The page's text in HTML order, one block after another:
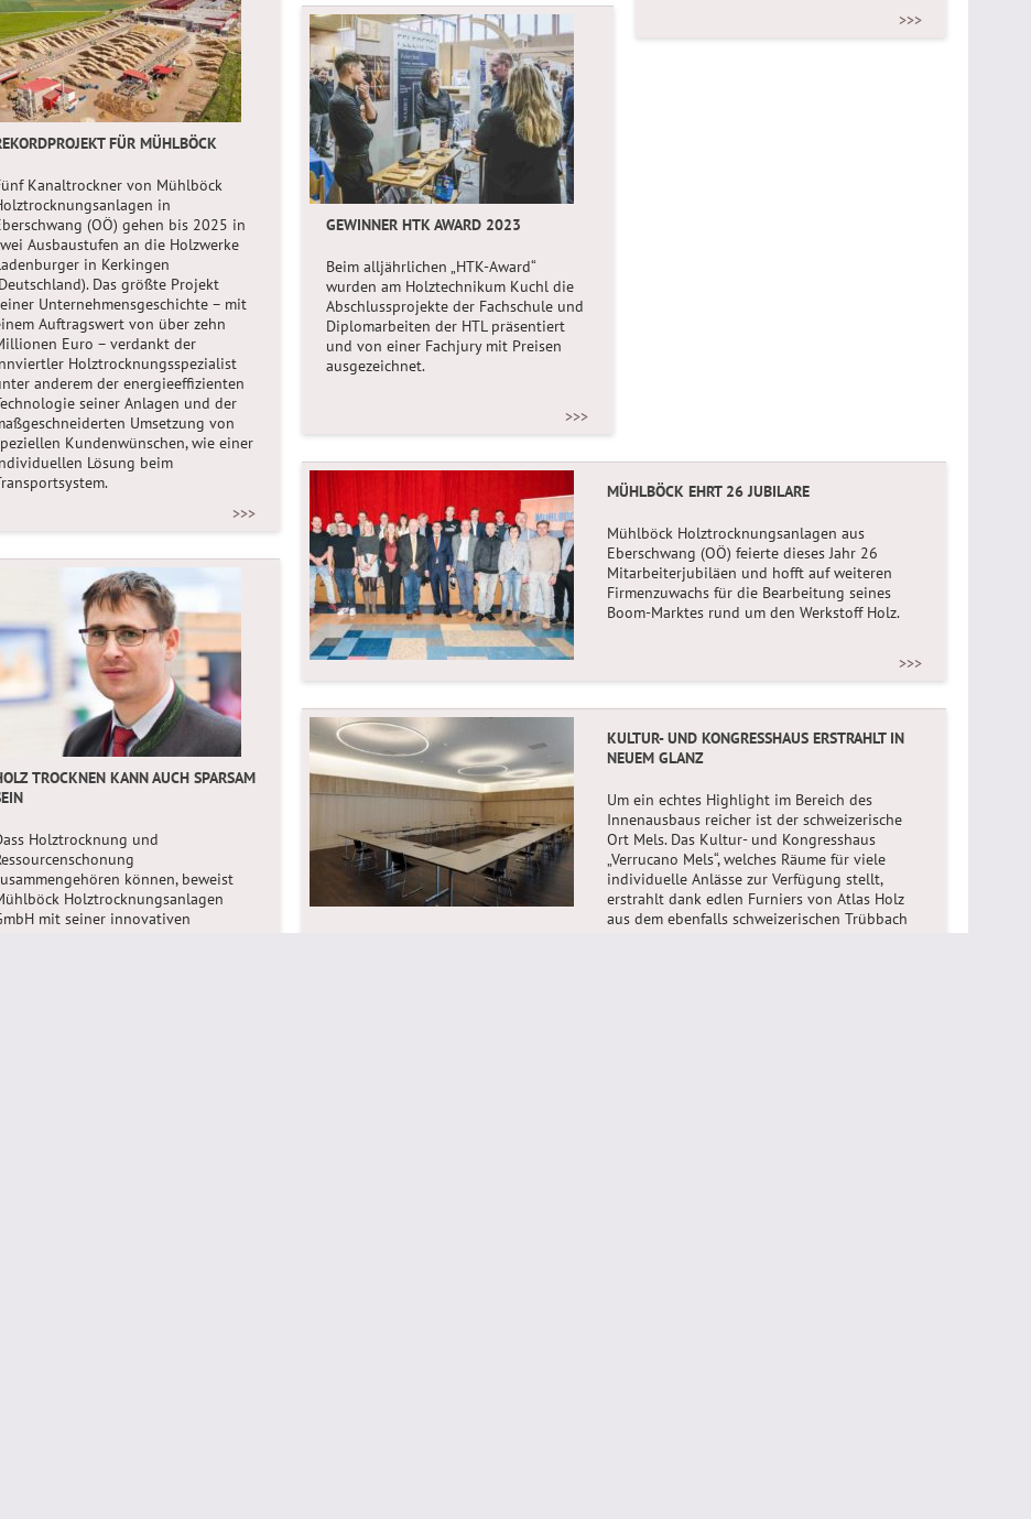
>>>
FÜR MÜHLBÖCK
Kanaltrockner von Mühlböck
in
(OÖ) gehen bis 2025 in
Ausbaustufen an die Holzwerke
in Kerkingen
Das größte Projekt
Unternehmensgeschichte – mit
Auftragswert von über zehn
Euro – verdankt der
Holztrocknungsspezialist
anderem der energieeffizienten
seiner Anlagen und der
Umsetzung von
Kundenwünschen, wie einer
Lösung beim
>>>
GEWINNER HTK AWARD 2023
Beim alljährlichen „HTK-Award“
wurden am Holztechnikum Kuchl die
Abschlussprojekte der Fachschule und
Diplomarbeiten der HTL präsentiert
und von einer Fachjury mit Preisen
ausgezeichnet.
>>>
MÜHLBÖCK EHRT 26 JUBILARE
Mühlböck Holztrocknungsanlagen aus
Eberschwang (OÖ) feierte dieses Jahr 26
Mitarbeiterjubiläen und hofft auf weiteren
Firmenzuwachs für die Bearbeitung seines
Boom-Marktes rund um den Werkstoff Holz.
>>>
TROCKNEN KANN AUCH SPARSAM
Holztrocknung und
können, beweist
Holztrocknungsanlagen
mit seiner innovativen
KULTUR- UND KONGRESSHAUS ERSTRAHLT IN
NEUEM GLANZ
Um ein echtes Highlight im Bereich des
Innenausbaus reicher ist der schweizerische
Ort Mels. Das Kultur- und Kongresshaus
„Verrucano Mels“, welches Räume für viele
individuelle Anlässe zur Verfügung stellt,
erstrahlt dank edlen Furniers von Atlas Holz
aus dem ebenfalls schweizerischen Trübbach